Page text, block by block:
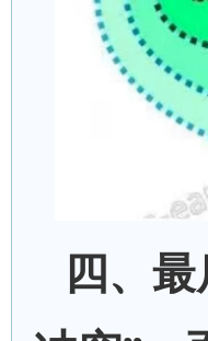
四、 最